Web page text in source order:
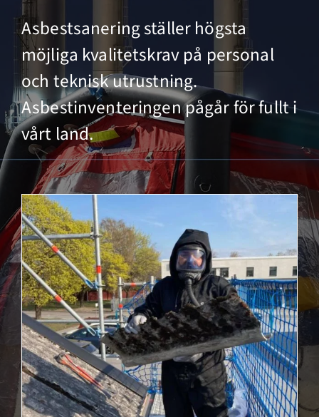
Asbestsanering ställer högsta
möjliga kvalitetskrav på personal
och teknisk utrustning.
Asbestinventeringen pågår för fullt i
vårt land.